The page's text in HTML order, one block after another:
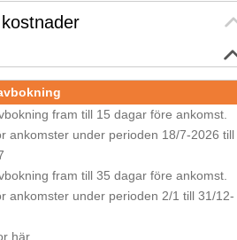
fram till 15 dagar före ankomst.
ankomster under perioden 18/7-2026 till
fram till 35 dagar före ankomst.
ankomster under perioden 2/1 till 31/12-
här